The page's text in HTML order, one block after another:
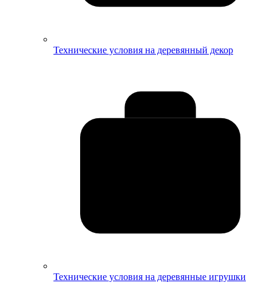
Технические условия на деревянный декор
Технические условия на деревянные игрушки